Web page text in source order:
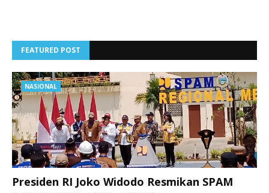
FEATURED POST
NASIONAL
Presiden RI Joko Widodo Resmikan SPAM